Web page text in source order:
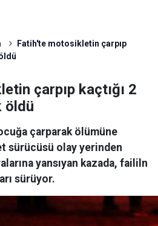
Fatih'te motosikletin çarpıp
çarpıp kaçtığı 2
öldü
çarparak ölümüne
sürücüsü olay yerinden
yansıyan kazada, faililn
sürüyor.